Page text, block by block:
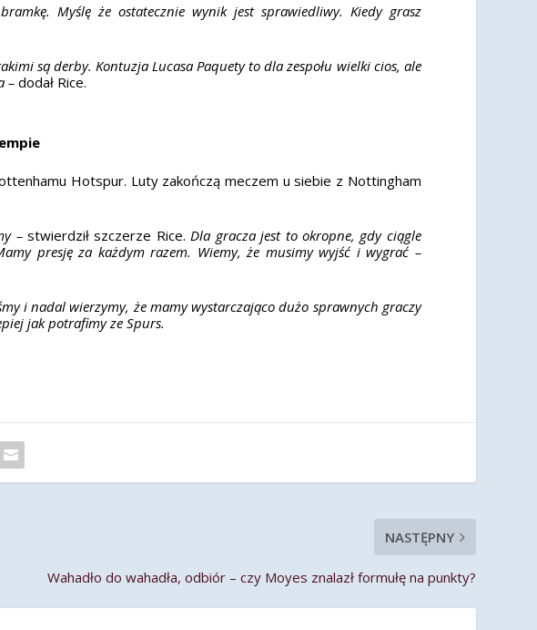
Myślę że ostatecznie wynik jest sprawiedliwy. Kiedy grasz
są derby. Kontuzja Lucasa Paquety to dla zespołu wielki cios, ale
–dodał Rice.
Hotspur. Luty zakończą meczem u siebie z Nottingham
–stwierdził szczerze Rice. Dla gracza jest to okropne, gdy ciągle
presję za każdym razem. Wiemy, że musimy wyjść i wygrać –
i nadal wierzymy, że mamy wystarczająco dużo sprawnych graczy
jak potrafimy ze Spurs.
NASTĘPNY
Wahadło do wahadła, odbiór – czy Moyes znalazł formułę na punkty?